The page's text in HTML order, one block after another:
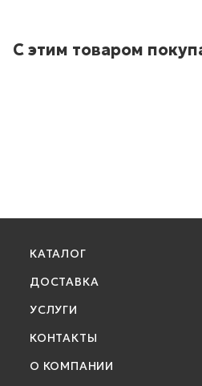
С этим товаром
КАТАЛОГ
ДОСТАВКА
УСЛУГИ
КОНТАКТЫ
О КОМПАНИИ